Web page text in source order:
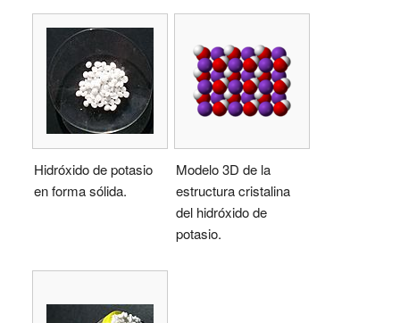
Hidróxido de potasio
en forma sólida.
Modelo 3D de la
estructura cristalina
del hidróxido de
potasio.